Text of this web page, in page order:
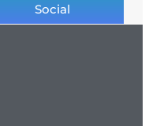
Social